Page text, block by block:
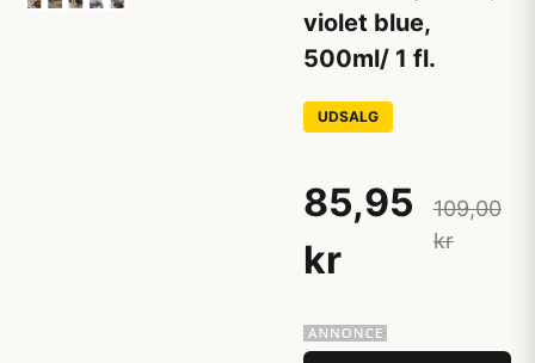
violet blue,
500ml/ 1 fl.
UDSALG
85,95
kr
109,00
kr